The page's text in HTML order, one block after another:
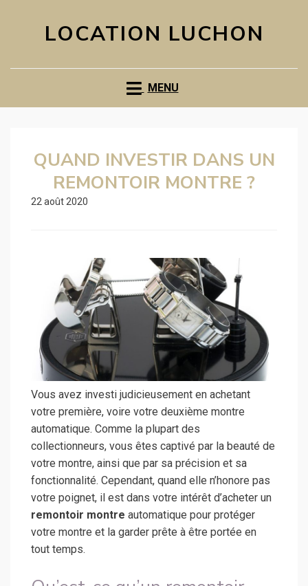
LOCATION LUCHON
MENU
QUAND INVESTIR DANS UN
REMONTOIR MONTRE ?
22 août 2020
Vous avez investi judicieusement en achetant
votre première, voire votre deuxième montre
automatique. Comme la plupart des
collectionneurs, vous êtes captivé par la beauté de
votre montre, ainsi que par sa précision et sa
fonctionnalité. Cependant, quand elle n’honore pas
votre poignet, il est dans votre intérêt d’acheter un
remontoir montre automatique pour protéger
votre montre et la garder prête à être portée en
tout temps.